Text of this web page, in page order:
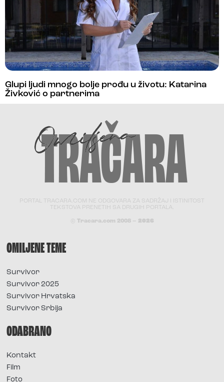
Glupi ljudi mnogo bolje prođu u životu: Katarina
Živković o partnerima
PORTAL TRACARA.COM NE ODGOVARA ZA SADRŽAJ I ISTINITOST
TEKSTOVA PRENETIH SA DRUGIH PORTALA.
© Tracara.com 2008 – 2026
OMILJENE TEME
Survivor
Survivor 2025
Survivor Hrvatska
Survivor Srbija
ODABRANO
Kontakt
Film
Foto